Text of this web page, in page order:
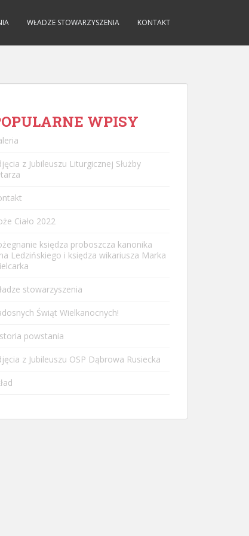
WŁADZE STOWARZYSZENIA KONTAKT
WPISY
z Jubileuszu Liturgicznej Służby
Ciało 2022
księdza proboszcza kanonika
Ledzińskiego i księdza wikariusza Marka
stowarzyszenia
Świąt Wielkanocnych!
powstania
z Jubileuszu OSP Dąbrowa Rusiecka